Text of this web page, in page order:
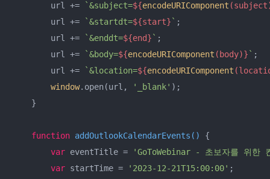
        url +=
`&subject=${encodeURIComponent
        url +=
`&startdt=${start} ` ;
        url +=
`&enddt=${end} ` ;
        url +=
`&body=${encodeURIComponent (body)} ` ;
        url +=
`&location=${encodeURIComponent
window.open(url, '_blank' );
    }
function addOutlookCalendarEvents ( ) {
var eventTitle =
'GoToWebinar - 초보자를 위한
var startTime = '2023-12-21T15:00:00' ;